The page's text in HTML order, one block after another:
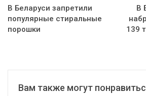
В Беларуси запретили
популярные стиральные
порошки
В
139
Вам также могут